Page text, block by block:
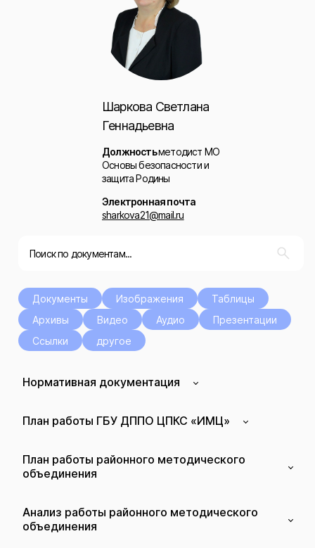
Шаркова Светлана
Геннадьевна
Должностьметодист МО
Основы безопасности и
защита Родины
Электронная почта
sharkova21@mail.ru
Документы Изображения
Таблицы
Архивы
Видео Аудио
Презентации
Ссылки
другое
Нормативная документация
План работы ГБУ ДППО ЦПКС «ИМЦ»
План работы районного методического
объединения
Анализ работы районного методического
объединения